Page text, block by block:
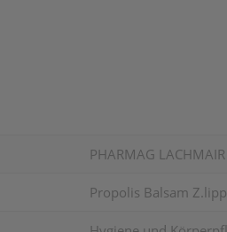
PHARMAG
Propolis Balsam